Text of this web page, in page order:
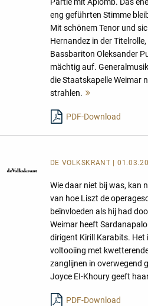
eng geführten Stimme
Mit schönem Tenor und
Hernandez in der
Bassbariton Oleksander
mächtig auf.
die Staatskapelle Weimar
strahlen.
PDF-Download
DE VOLKSKRANT |
Wie daar niet bij was, kan
van hoe Liszt de
beïnvloeden als hij had
Weimar heeft
dirigent Kirill Karabits. Het
voltooiing met
zanglijnen in overwegend
Joyce EI-Khoury geeft
PDF-Download